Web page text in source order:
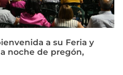
a su Feria y
noche de pregón,